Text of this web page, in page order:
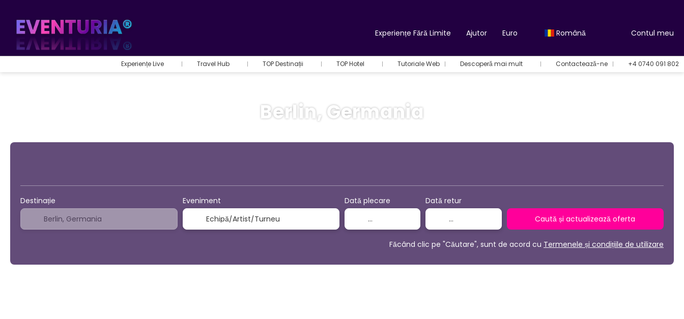
Experiențe Fără Limite Ajutor Euro Română Contul meu
Experiențe Live Travel Hub TOP Destinații TOP Hotel Tutoriale Web Descoperă mai mult Contactează-ne +4 0740 091 802
Berlin, Germania
Destinație Eveniment Dată plecare
Dată retur
Caută și actualizează oferta
Făcând clic pe "Căutare", sunt de acord cu Termenele și condițiile de utilizare